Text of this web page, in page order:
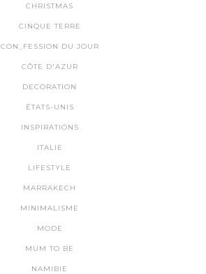
CHRISTMAS
CINQUE TERRE
CON_FESSION DU JOUR
CÔTE D'AZUR
DECORATION
ÉTATS-UNIS
INSPIRATIONS
ITALIE
LIFESTYLE
MARRAKECH
MINIMALISME
MODE
MUM TO BE
NAMIBIE